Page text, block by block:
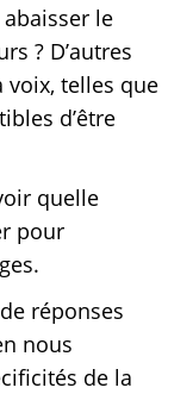
le
? D’autres
telles que
d’être
quelle
pour
réponses
nous
de la